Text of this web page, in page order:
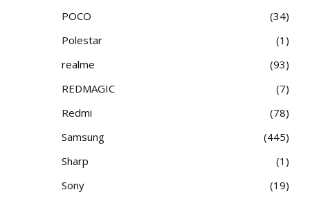
POCO
34
Polestar
1
realme
93
REDMAGIC
7
Redmi
78
Samsung
445
Sharp
1
Sony
19